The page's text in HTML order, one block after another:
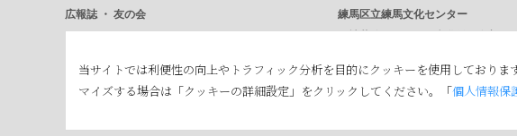
広報誌 ・ 友の会
友の会
練馬区立練馬文化センター
練馬区
当サイトでは利便性の向上やトラフィック分析を目的にクッキーを使用しており
マイズする場合は「クッキーの詳細設定」をクリックしてください。「個人情報保